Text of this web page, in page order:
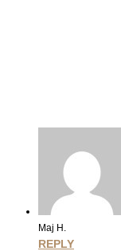
Maj H.
REPLY